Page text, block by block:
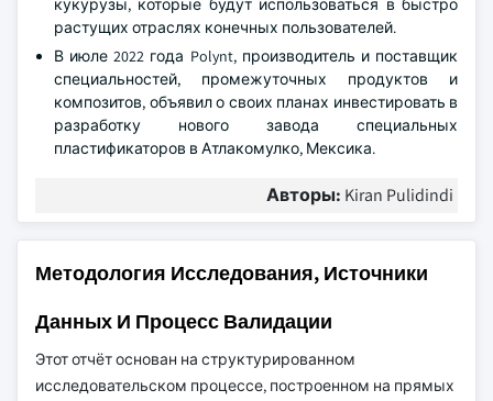
кукурузы, которые будут использоваться в быстро
растущих отраслях конечных пользователей.
В июле 2022 года Polynt, производитель и поставщик
специальностей, промежуточных продуктов и
композитов, объявил о своих планах инвестировать в
разработку нового завода специальных
пластификаторов в Атлакомулко, Мексика.
Авторы: Kiran Pulidindi
Методология Исследования, Источники
Данных И Процесс Валидации
Этот отчёт основан на структурированном
исследовательском процессе, построенном на прямых